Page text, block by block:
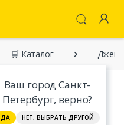
Ваш город Санкт-
Петербург, верно?
ДА НЕТ, ВЫБРАТЬ ДРУГОЙ
🛒 Каталог